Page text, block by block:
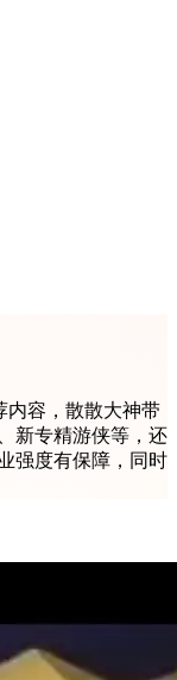
内容，散散大神带
新专精游侠等，还
强度有保障，同时